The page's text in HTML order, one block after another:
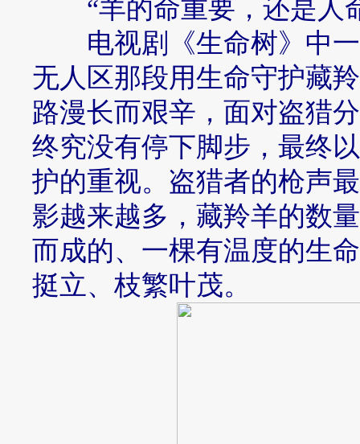
“羊的命重要，还是人
电视剧《生命树》中一
无人区那段用生命守护藏
路漫长而艰辛，面对盗猎
终究没有停下脚步，最终
护的重视。盗猎者的枪声
影越来越多，藏羚羊的数
而成的、一棵有温度的生
挺立、枝繁叶茂。